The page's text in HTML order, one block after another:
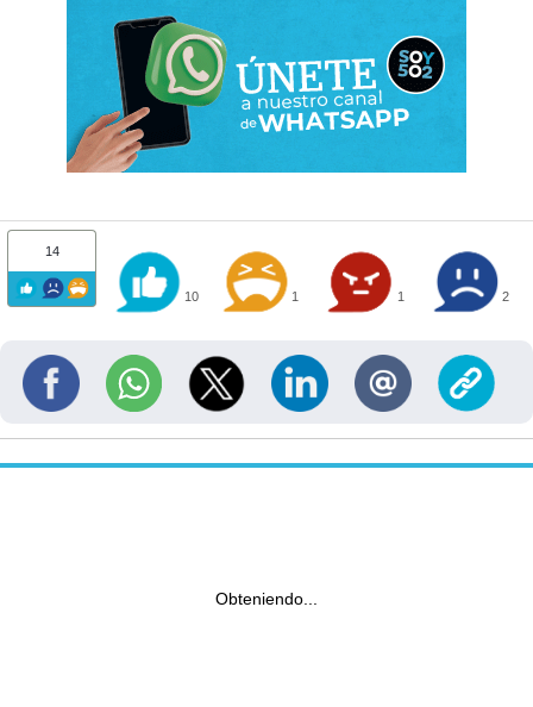
14
10 1 1 2
Obteniendo...